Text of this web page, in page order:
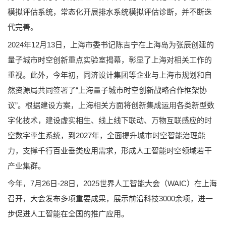
模拟评估系统，常态化开展排水系统模拟评估诊断，并不断迭
代完善。
2024年12月13日，上海市委书记陈吉宁在上海岛为张辰创建的
量子城市时空创新重点实验室揭幕，彰显了上海对相关工作的
重视。此外，今年初，同济设计集团等企业与上海市规划和自
然资源局共同签署了“上海量子城市时空创新战略合作框架协
议”。根据建设方案，上海相关方面将创新集成运用各类新型数
字化技术，建设虚实相生、线上线下联动、万物互联感应的时
空数字孪生系统，到2027年，全面提升城市时空智能治理能
力，支撑千行百业垂类应用需求，形成人工智能时空领域若干
产业集群。
今年，7月26日-28日，2025世界人工智能大会（WAIC）在上海
召开，大会发布多项重要成果，展示前沿科技3000余项，进一
步促进人工智能在全国的推广应用。